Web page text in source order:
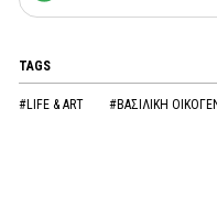
TAGS
#LIFE & ART #ΒΑΣΙΛΙΚΗ